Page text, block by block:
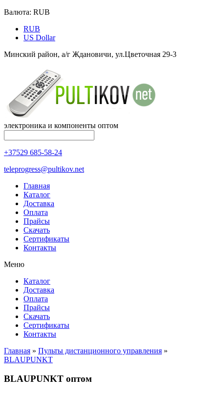
Валюта: RUB
RUB
US Dollar
Минский район, а/г Ждановичи, ул.Цветочная 29-3
электроника и компоненты оптом
+37529 685-58-24
teleprogress@pultikov.net
Главная
Каталог
Доставка
Оплата
Прайсы
Cкачать
Сертификаты
Контакты
Меню
Каталог
Доставка
Оплата
Прайсы
Cкачать
Сертификаты
Контакты
Главная » Пульты дистанционного управления »
BLAUPUNKT
BLAUPUNKT оптом